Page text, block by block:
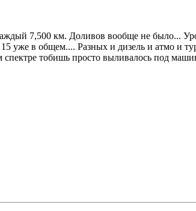
7,500 км. Доливов вообще не было...
уже в общем.... Разных и дизель и атмо и
тобишь просто выливалось под